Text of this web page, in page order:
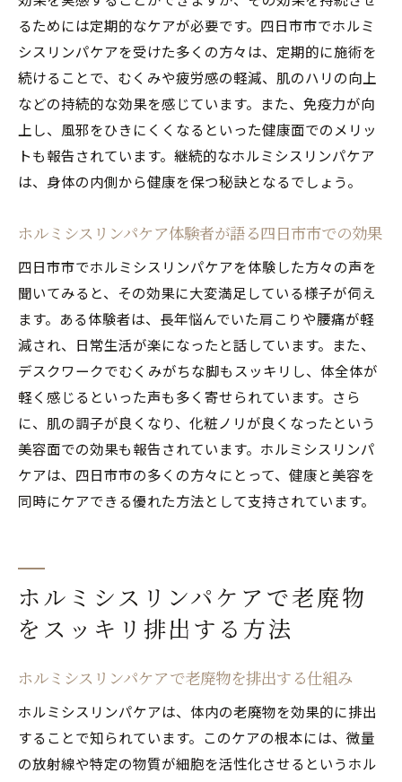
るためには定期的なケアが必要です。四日市市でホルミ
シスリンパケアを受けた多くの方々は、定期的に施術を
続けることで、むくみや疲労感の軽減、肌のハリの向上
などの持続的な効果を感じています。また、免疫力が向
上し、風邪をひきにくくなるといった健康面でのメリッ
トも報告されています。継続的なホルミシスリンパケア
は、身体の内側から健康を保つ秘訣となるでしょう。
ホルミシスリンパケア体験者が語る四日市市での効果
四日市市でホルミシスリンパケアを体験した方々の声を
聞いてみると、その効果に大変満足している様子が伺え
ます。ある体験者は、長年悩んでいた肩こりや腰痛が軽
減され、日常生活が楽になったと話しています。また、
デスクワークでむくみがちな脚もスッキリし、体全体が
軽く感じるといった声も多く寄せられています。さら
に、肌の調子が良くなり、化粧ノリが良くなったという
美容面での効果も報告されています。ホルミシスリンパ
ケアは、四日市市の多くの方々にとって、健康と美容を
同時にケアできる優れた方法として支持されています。
ホルミシスリンパケアで老廃物
をスッキリ排出する方法
ホルミシスリンパケアで老廃物を排出する仕組み
ホルミシスリンパケアは、体内の老廃物を効果的に排出
することで知られています。このケアの根本には、微量
の放射線や特定の物質が細胞を活性化させるというホル